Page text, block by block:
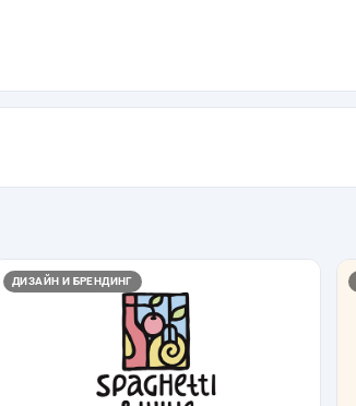
ДИЗАЙН И БРЕНДИНГ